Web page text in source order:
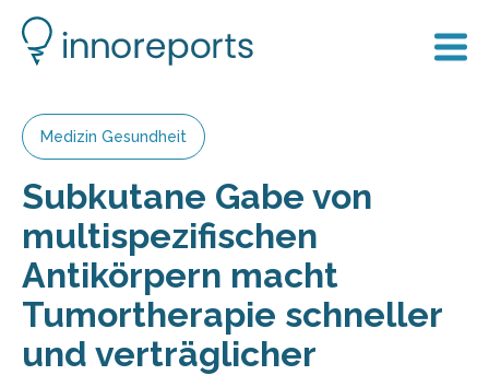
Medizin Gesundheit
Subkutane Gabe von
multispezifischen
Antikörpern macht
Tumortherapie schneller
und verträglicher